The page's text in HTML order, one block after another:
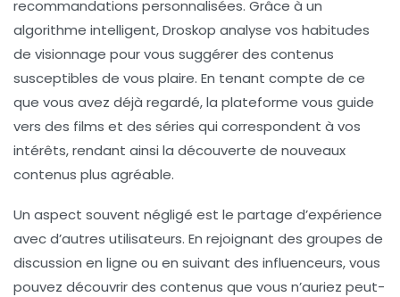
recommandations personnalisées. Grâce à un
algorithme intelligent, Droskop analyse vos habitudes
de visionnage pour vous suggérer des contenus
susceptibles de vous plaire. En tenant compte de ce
que vous avez déjà regardé, la plateforme vous guide
vers des films et des séries qui correspondent à vos
intérêts, rendant ainsi la découverte de nouveaux
contenus plus agréable.
Un aspect souvent négligé est le partage d’expérience
avec d’autres utilisateurs. En rejoignant des groupes de
discussion en ligne ou en suivant des influenceurs, vous
pouvez découvrir des contenus que vous n’auriez peut-